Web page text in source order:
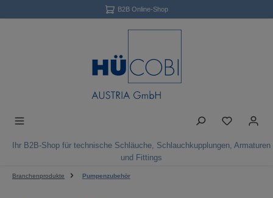
B2B Online-Shop
Ihr B2B-Shop für technische Schläuche, Schlauchkupplungen, Armaturen
und Fittings
Du hast 0
Branchenprodukte Pumpenzubehör